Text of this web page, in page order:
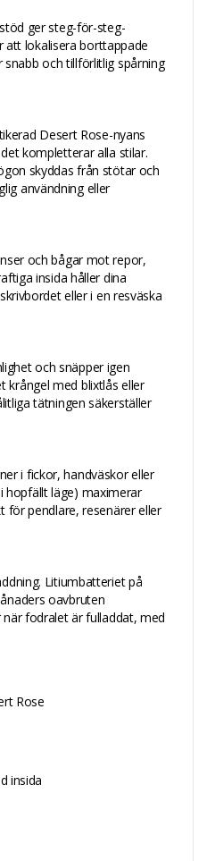
ger steg-för-steg-
att lokalisera borttappade
och tillförlitlig spårning
Desert Rose-nyans
kompletterar alla stilar.
skyddas från stötar och
användning eller
och bågar mot repor,
insida håller dina
eller i en resväska
och snäpper igen
krångel med blixtlås eller
tätningen säkerställer
i fickor, handväskor eller
hopfällt läge) maximerar
för pendlare, resenärer eller
Litiumbatteriet på
oavbruten
när fodralet är fulladdat, med
Rose
insida